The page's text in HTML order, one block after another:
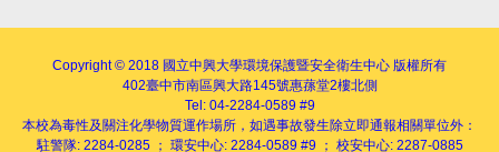
Copyright © 2018 國立中興大學環境保護暨安全衛生中心 版權所有
402臺中市南區興大路145號惠蓀堂2樓北側
Tel: 04-2284-0589 #9
本校為毒性及關注化學物質運作場所，如遇事故發生除立即通報相關單位外：
駐警隊: 2284-0285 ； 環安中心: 2284-0589 #9 ； 校安中心: 2287-0885